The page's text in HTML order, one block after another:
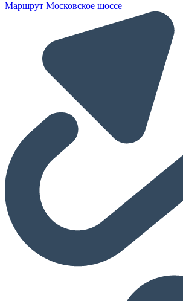
Маршрут Московское шоссе